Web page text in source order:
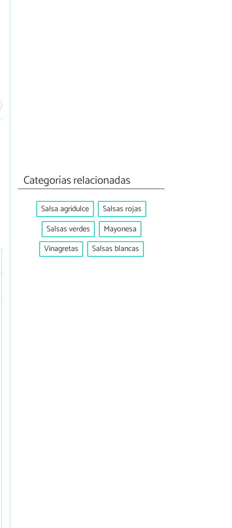
Categorías relacionadas
Salsa agridulce
Salsas rojas
Salsas verdes
Mayonesa
Vinagretas
Salsas blancas